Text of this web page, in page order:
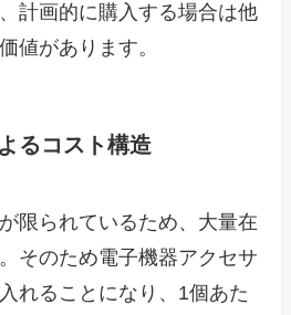
計画的に購入する場合は他
値があります。
るコスト構造
限られているため、大量在
そのため電子機器アクセサ
れることになり、1個あた